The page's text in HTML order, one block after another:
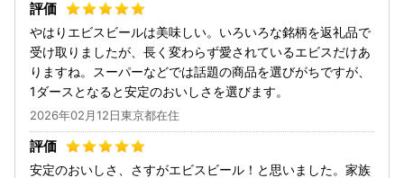
やはりエビスビールは美味しい。いろいろな銘柄を返礼品で
受け取りましたが、長く変わらず愛されているエビスだけあ
りますね。スーパーなどでは話題の商品を選びがちですが、
1ダースとなると安定のおいしさを選びます。
2026年02月12日東京都在住
安定のおいしさ、さすがエビスビール！と思いました。家族